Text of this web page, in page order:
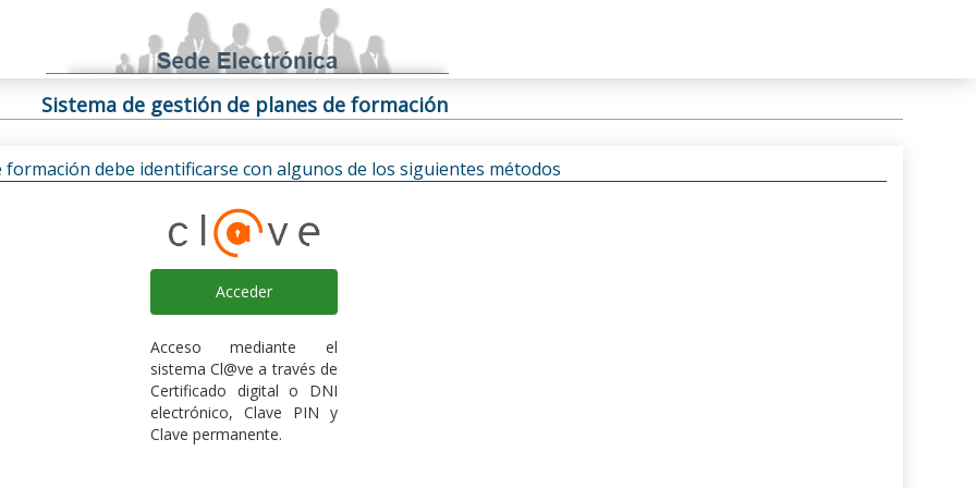
Sistema de gestión de planes de formación
formación debe identificarse con algunos de los siguientes métodos
Acceder
Acceso mediante el
sistema Cl@ve a través de
Certificado digital o DNI
electrónico, Clave PIN y
Clave permanente.